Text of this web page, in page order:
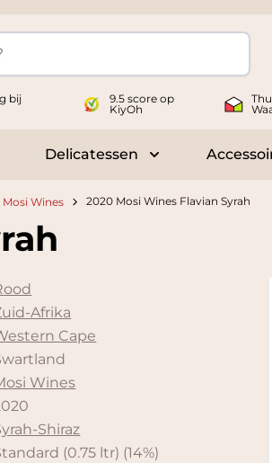
bij
9.5 score op
KiyOh
submenu for Geschenken
Delicatessen
Toggle
Mosi Wines 2020 Mosi Wines Flavian Syrah
Afrika
Cape
Wines
Shiraz
(0.75 ltr) (14%)